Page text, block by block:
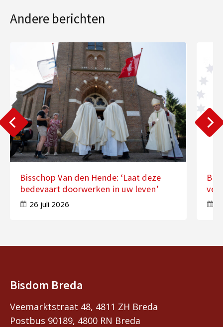
Andere berichten
Bisschop Van den Hende: ‘Laat deze
bedevaart doorwerken in uw leven’
26 juli 2026
Bisdom Breda
Veemarktstraat 48, 4811 ZH Breda
Postbus 90189, 4800 RN Breda